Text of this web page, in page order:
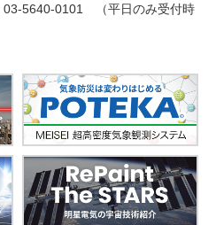
03-5640-0101 （平日のみ受付時